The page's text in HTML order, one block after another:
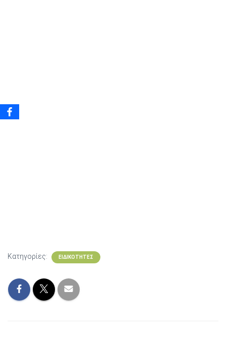
Κατηγορίες: ΕΙΔΙΚΌΤΗΤΕΣ